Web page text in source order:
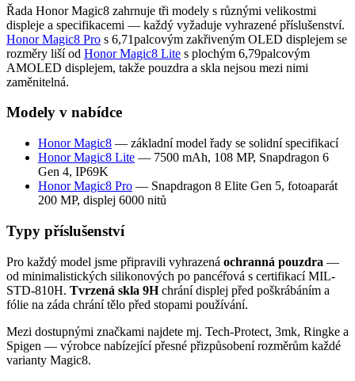
Řada Honor Magic8 zahrnuje tři modely s různými velikostmi
displeje a specifikacemi — každý vyžaduje vyhrazené příslušenství.
Honor Magic8 Pro s 6,71palcovým zakřiveným OLED displejem se
rozměry liší od Honor Magic8 Lite s plochým 6,79palcovým
AMOLED displejem, takže pouzdra a skla nejsou mezi nimi
zaměnitelná.
Modely v nabídce
Honor Magic8 — základní model řady se solidní specifikací
Honor Magic8 Lite — 7500 mAh, 108 MP, Snapdragon 6
Gen 4, IP69K
Honor Magic8 Pro — Snapdragon 8 Elite Gen 5, fotoaparát
200 MP, displej 6000 nitů
Typy příslušenství
Pro každý model jsme připravili vyhrazená ochranná pouzdra —
od minimalistických silikonových po pancéřová s certifikací MIL-
STD-810H. Tvrzená skla 9Hchrání displej před poškrábáním a
fólie na záda chrání tělo před stopami používání.
Mezi dostupnými značkami najdete mj. Tech-Protect, 3mk, Ringke a
Spigen — výrobce nabízející přesné přizpůsobení rozměrům každé
varianty Magic8.